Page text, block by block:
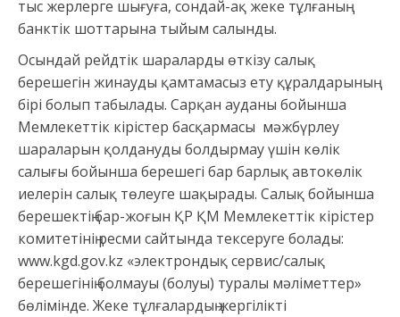
тыс жерлерге шығуға, сондай-ақ жеке тұлғаның
банктік шоттарына тыйым салынды.
Осындай рейдтік шараларды өткізу салық
берешегін жинауды қамтамасыз ету құралдарының
бірі болып табылады. Сарқан ауданы бойынша
Мемлекеттік кірістер басқармасы мәжбүрлеу
шараларын қолдануды болдырмау үшін көлік
салығы бойынша берешегі бар барлық автокөлік
иелерін салық төлеуге шақырады. Салық бойынша
берешектің бар-жоғын ҚР ҚМ Мемлекеттік кірістер
комитетінің ресми сайтында тексеруге болады:
www.kgd.gov.kz «электрондық сервис/салық
берешегінің болмауы (болуы) туралы мәліметтер»
бөлімінде. Жеке тұлғалардың жергілікті